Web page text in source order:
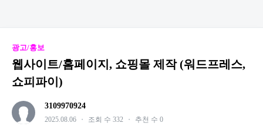
광고/홍보
웹사이트/홈페이지, 쇼핑몰 제작 (워드프레스,
쇼피파이)
3109970924
2025.08.06 ・ 조회 수 332 ・ 추천 수 0